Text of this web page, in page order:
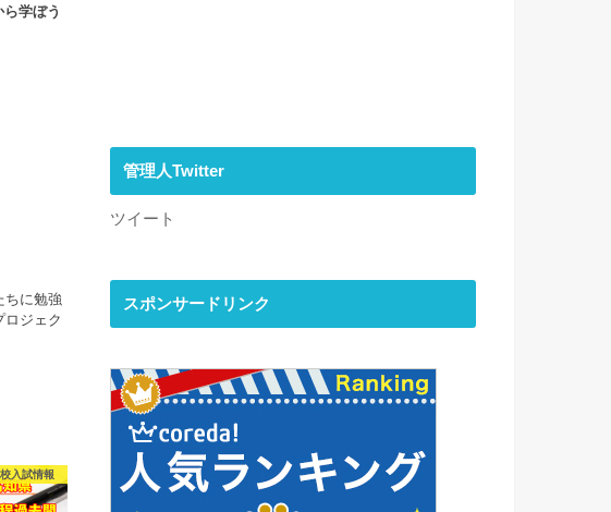
学ぼう
ちに勉強
ジェク
入試情報
管理人Twitter
ツイート
スポンサードリンク